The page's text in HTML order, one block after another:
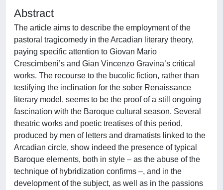
Abstract
The article aims to describe the employment of the
pastoral tragicomedy in the Arcadian literary theory,
paying specific attention to Giovan Mario
Crescimbeni’s and Gian Vincenzo Gravina’s critical
works. The recourse to the bucolic fiction, rather than
testifying the inclination for the sober Renaissance
literary model, seems to be the proof of a still ongoing
fascination with the Baroque cultural season. Several
theatric works and poetic treatises of this period,
produced by men of letters and dramatists linked to the
Arcadian circle, show indeed the presence of typical
Baroque elements, both in style – as the abuse of the
technique of hybridization confirms –, and in the
development of the subject, as well as in the passions